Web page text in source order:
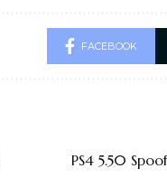
FACEBOOK
PS4 5.50